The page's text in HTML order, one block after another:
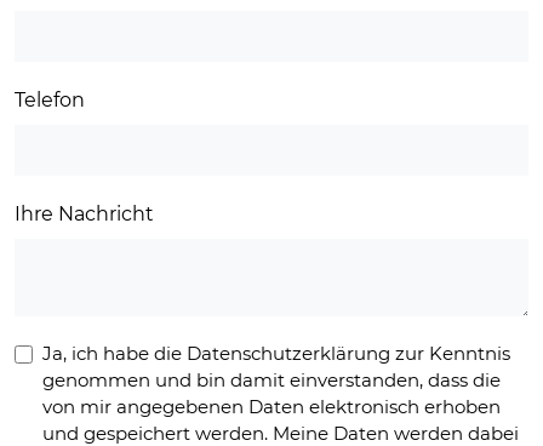
Telefon
Ihre Nachricht
Ja, ich habe die Datenschutzerklärung zur Kenntnis
genommen und bin damit einverstanden, dass die
von mir angegebenen Daten elektronisch erhoben
und gespeichert werden. Meine Daten werden dabei